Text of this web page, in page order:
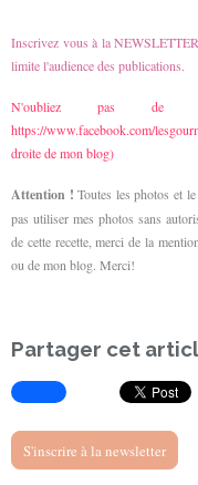
Inscrivez vous à la
limite l'audience des publications.
N'oubliez pas de
https://www.facebook.com/
droite de mon blog)
Attention !Toutes les photos et
pas utiliser mes photos sans
de cette recette, merci de la
ou de mon blog. Merci!
Partager cet
S'inscrire à la newsletter